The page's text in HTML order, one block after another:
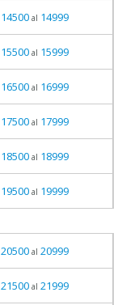
14500al 14999
15500al 15999
16500al 16999
17500al 17999
18500al 18999
19500al 19999
20500al 20999
21500al 21999